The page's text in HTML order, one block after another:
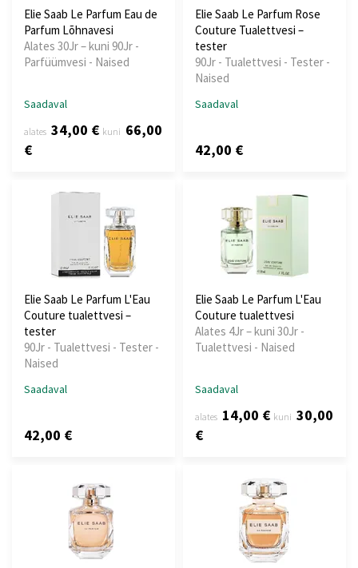
Elie Saab Le Parfum Eau de
Parfum Lõhnavesi
Alates 30Jr – kuni 90Jr -
Parfüümvesi - Naised
Saadaval
alates 34,00 € kuni 66,00
€
Elie Saab Le Parfum Rose
Couture Tualettvesi –
tester
90Jr - Tualettvesi - Tester -
Naised
Saadaval
42,00 €
Elie Saab Le Parfum L'Eau
Couture tualettvesi –
tester
90Jr - Tualettvesi - Tester -
Naised
Saadaval
42,00 €
Elie Saab Le Parfum L'Eau
Couture tualettvesi
Alates 4Jr – kuni 30Jr -
Tualettvesi - Naised
Saadaval
alates 14,00 € kuni 30,00
€